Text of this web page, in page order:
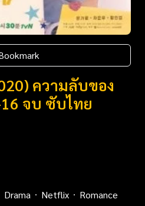
ความลับของ
จบ ซับไทย
Drama Netflix
Romance